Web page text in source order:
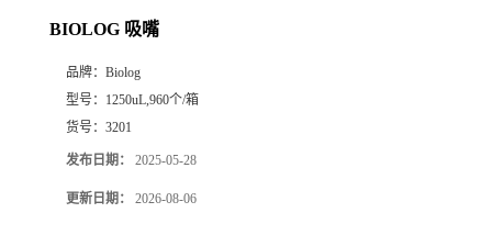
BIOLOG 吸嘴
品牌： Biolog
型号： 1250uL,960个/箱
货号： 3201
发布日期： 2025-05-28
更新日期： 2026-08-06